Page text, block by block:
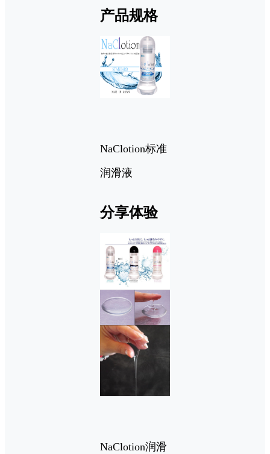
产品规格
NaClotion标准
润滑液
分享体验
NaClotion润滑